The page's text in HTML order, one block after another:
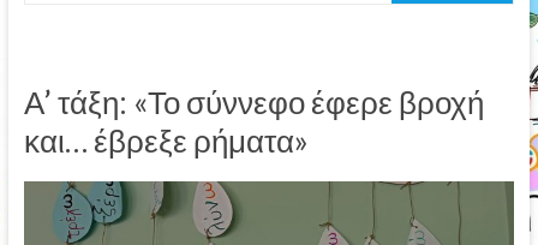
Α’ τάξη: «Το σύννεφο έφερε βροχή
και… έβρεξε ρήματα»